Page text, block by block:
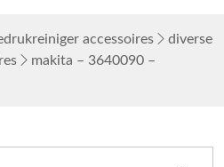
accessoires
diverse
makita – 3640090 –